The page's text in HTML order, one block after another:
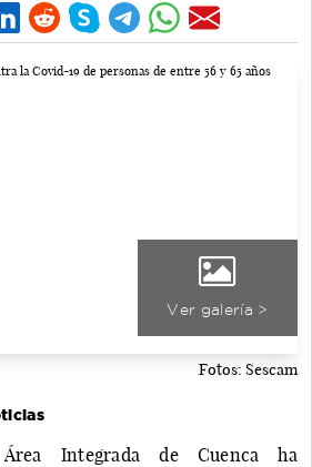
Ver galería >
Fotos: Sescam
Integrada de Cuenca ha